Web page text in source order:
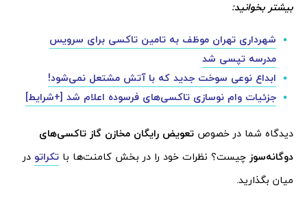
بیشتر بخوانید:
شهرداری تهران موظف به تامین تاکسی برای سرویس
مدرسه تپسی شد
ابداع نوعی سوخت جدید که با آتش مشتعل نمی‌شود!
جزئیات وام نوسازی تاکسی‌های فرسوده اعلام شد [+شرایط]
دیدگاه شما در خصوص تعویض رایگان مخازن گاز تاکسی‌های
دوگانه‌سوز چیست؟ نظرات خود را در بخش کامنت‌ها با تکراتو در
میان بگذارید.